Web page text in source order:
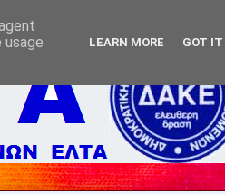
LEARN MORE GOT IT